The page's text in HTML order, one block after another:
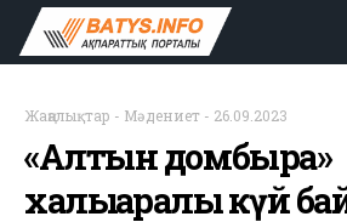
Жаңалықтар - Мәдениет - 26.09.2023
«Алтын домбыра»
халықаралық күй